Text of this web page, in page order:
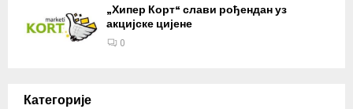
„Хипер Корт“ слави рођендан уз
акцијске цијене
0
Категорије